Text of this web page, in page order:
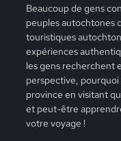
Beaucoup de gens
peuples autochtones
touristiques
expériences
les gens recherchent
perspective, pourquoi
province en visitant
et peut-être
votre voyage !